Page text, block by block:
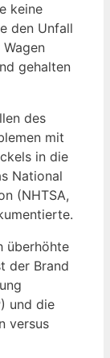
keine
den Unfall
gehalten
des
mit
in die
National
(NHTSA,
überhöhte
der Brand
und die
versus